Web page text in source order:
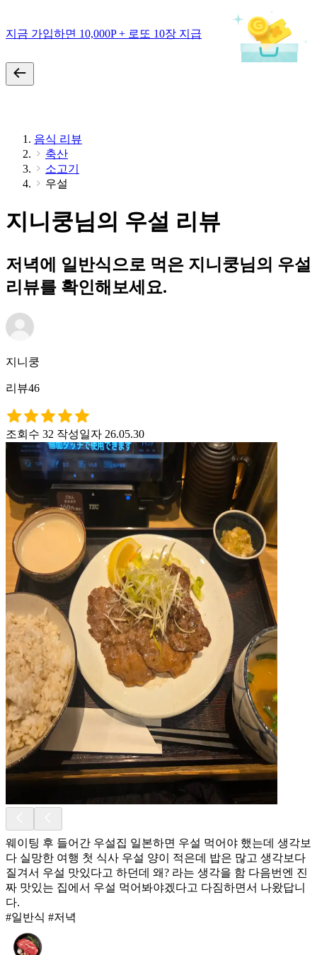
지금 가입하면 10,000P + 로또 10장 지급
음식 리뷰
축산
소고기
우설
지니쿵님의 우설 리뷰
저녁에 일반식으로 먹은 지니쿵님의 우설
리뷰를 확인해보세요.
지니쿵
리뷰46
조회수 32 작성일자 26.05.30
웨이팅 후 들어간 우설집 일본하면 우설 먹어야 했는데 생각보
다 실망한 여행 첫 식사 우설 양이 적은데 밥은 많고 생각보다
질겨서 우설 맛있다고 하던데 왜? 라는 생각을 함 다음번엔 진
짜 맛있는 집에서 우설 먹어봐야겠다고 다짐하면서 나왔답니
다.
#일반식 #저녁